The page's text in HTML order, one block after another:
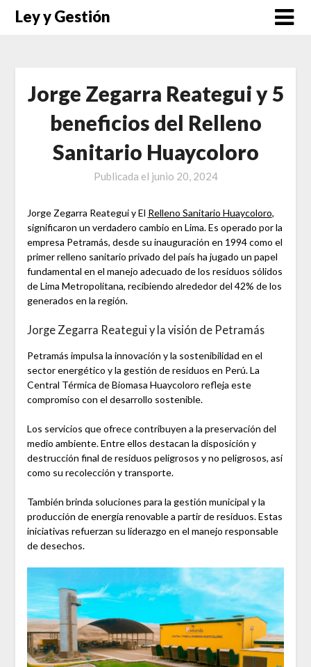
SaltarLey y Gestión
Jorge Zegarra Reategui y 5
beneficios del Relleno
Sanitario Huaycoloro
Publicada el junio 20, 2024
Jorge Zegarra Reategui y El Relleno Sanitario Huaycoloro,
significaron un verdadero cambio en Lima. Es operado por la
empresa Petramás, desde su inauguración en 1994 como el
primer relleno sanitario privado del país ha jugado un papel
fundamental en el manejo adecuado de los residuos sólidos
de Lima Metropolitana, recibiendo alrededor del 42% de los
generados en la región.
Jorge Zegarra Reategui y la visión de Petramás
Petramás impulsa la innovación y la sostenibilidad en el
sector energético y la gestión de residuos en Perú. La
Central Térmica de Biomasa Huaycoloro refleja este
compromiso con el desarrollo sostenible.
Los servicios que ofrece contribuyen a la preservación del
medio ambiente. Entre ellos destacan la disposición y
destrucción final de residuos peligrosos y no peligrosos, así
como su recolección y transporte.
También brinda soluciones para la gestión municipal y la
producción de energía renovable a partir de residuos. Estas
iniciativas refuerzan su liderazgo en el manejo responsable
de desechos.